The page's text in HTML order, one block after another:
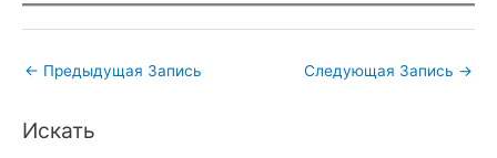
← Предыдущая Запись Следующая Запись →
Искать